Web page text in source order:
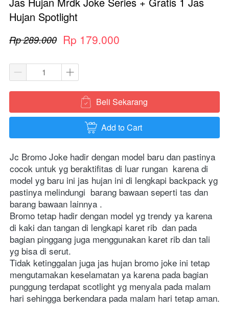
Hujan Spotlight
Rp 289.000 Rp 179.000
` Beli Sekarang
` Add to Cart
Jc Bromo Joke hadir dengan model baru dan pastinya
cocok untuk yg beraktifitas di luar rungan  karena di
model yg baru ini jas hujan ini di lengkapi backpack yg
pastinya melindungi  barang bawaan seperti tas dan
barang bawaan lainnya .
Bromo tetap hadir dengan model yg trendy ya karena
di kaki dan tangan di lengkapi karet rib  dan pada
bagian pinggang juga menggunakan karet rib dan tali
yg bisa di serut.
Tidak ketinggalan juga jas hujan bromo joke ini tetap
mengutamakan keselamatan ya karena pada bagian
punggung terdapat scotlight yg menyala pada malam